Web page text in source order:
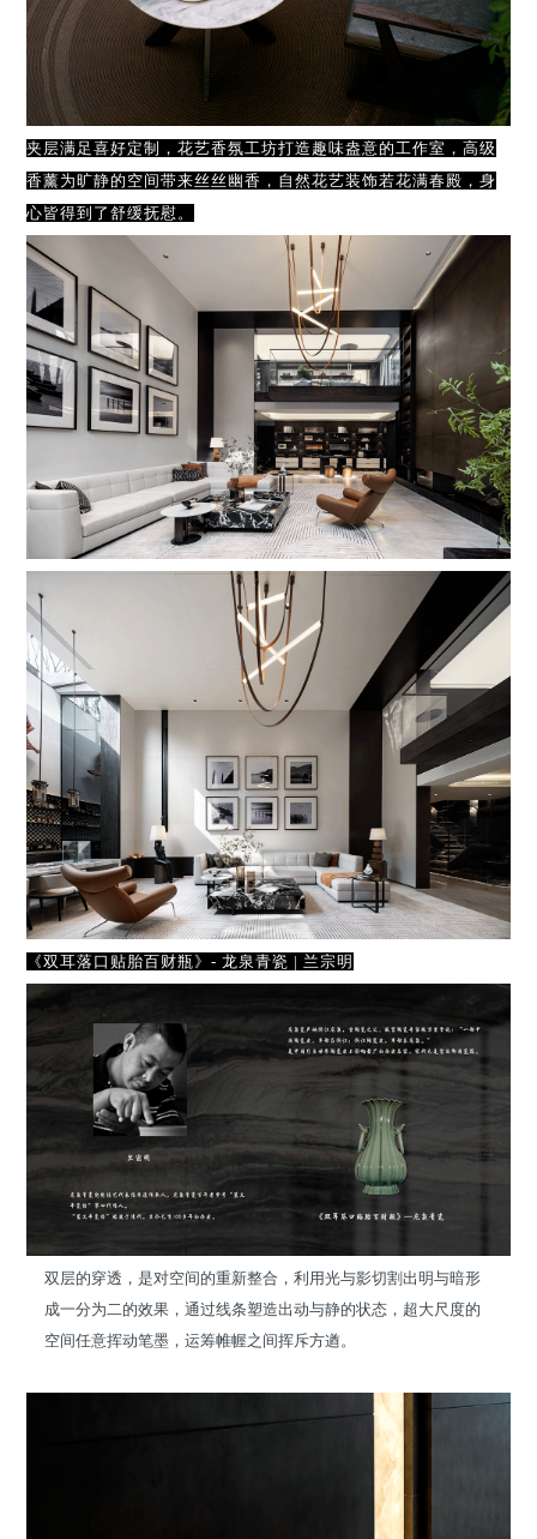
夹层满足喜好定制，花艺香氛工坊打造趣味盎意的工作室，高级
香薰为旷静的空间带来丝丝幽香，自然花艺装饰若花满春殿，身
心皆得到了舒缓抚慰。
《双耳落口贴胎百财瓶》- 龙泉青瓷 | 兰宗明
双层的穿透，是对空间的重新整合，利用光与影切割出明与暗形
成一分为二的效果，通过线条塑造出动与静的状态，超大尺度的
空间任意挥动笔墨，运筹帷幄之间挥斥方遒。